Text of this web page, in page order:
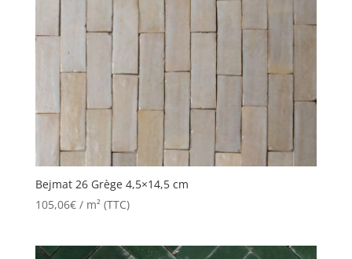
Bejmat 26 Grège 4,5×14,5 cm
105,06€/ m² (TTC)